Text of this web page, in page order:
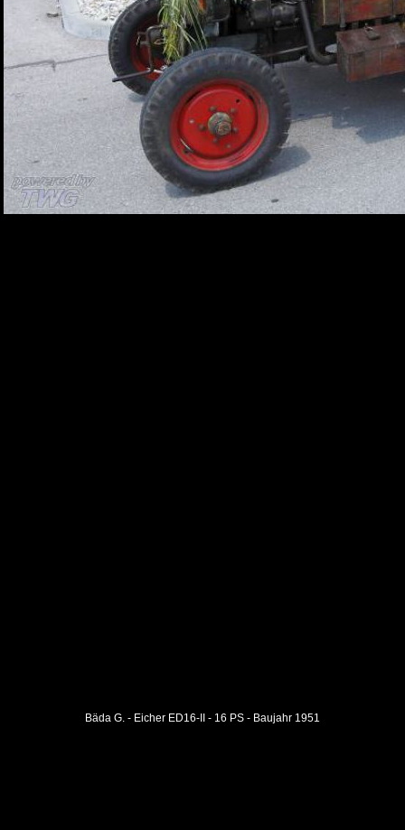
Bäda G. - Eicher ED16-II - 16 PS - Baujahr 1951